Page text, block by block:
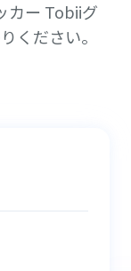
カー Tobiiグ
ください。